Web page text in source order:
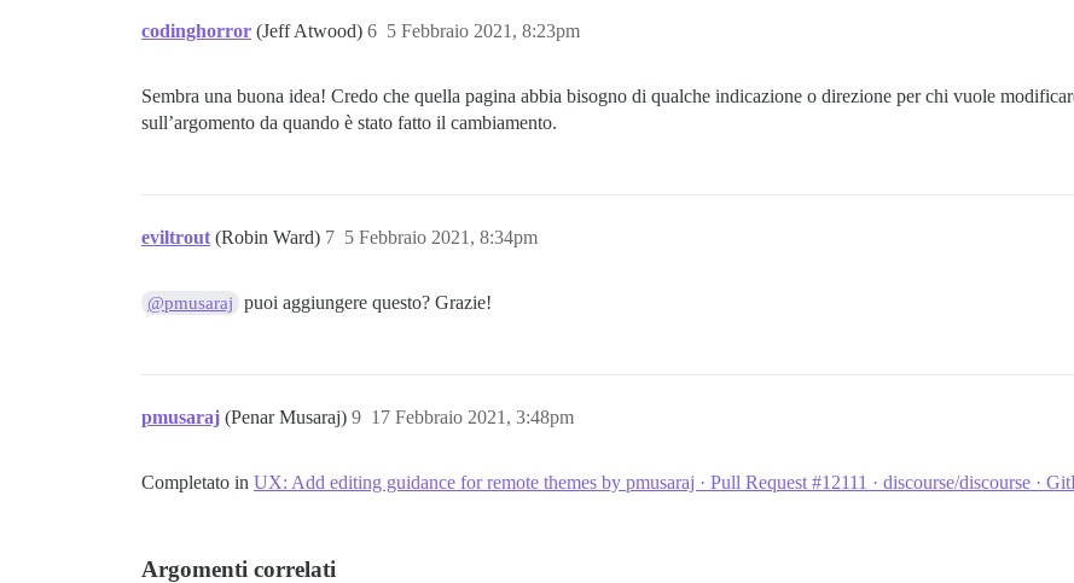
codinghorror (Jeff Atwood) 5 Febbraio 2021, 8:23pm
6
Sembra una buona idea! Credo che quella pagina abbia bisogno di qualche indicazione o direzione per chi vuole
sull’argomento da quando è stato fatto il cambiamento.
eviltrout (Robin Ward) 5 Febbraio 2021, 8:34pm
7
@pmusaraj puoi aggiungere questo? Grazie!
pmusaraj (Penar Musaraj) 17 Febbraio 2021, 3:48pm
9
Completato in UX: Add editing guidance for remote themes by pmusaraj · Pull Request #12111 · discourse/discourse ·
Argomenti correlati